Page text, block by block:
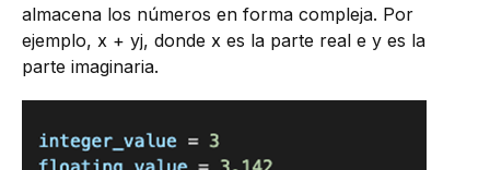
almacena los números en forma compleja. Por
ejemplo, x + yj, donde x es la parte real e y es la
parte imaginaria.